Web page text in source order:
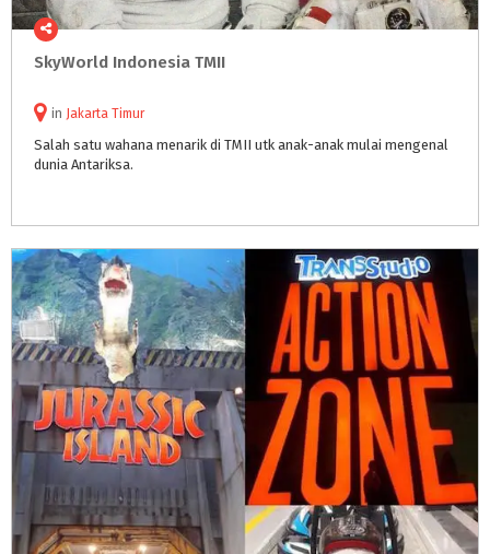
SkyWorld Indonesia TMII
in Jakarta Timur
Salah satu wahana menarik di TMII utk anak-anak mulai mengenal
dunia Antariksa.